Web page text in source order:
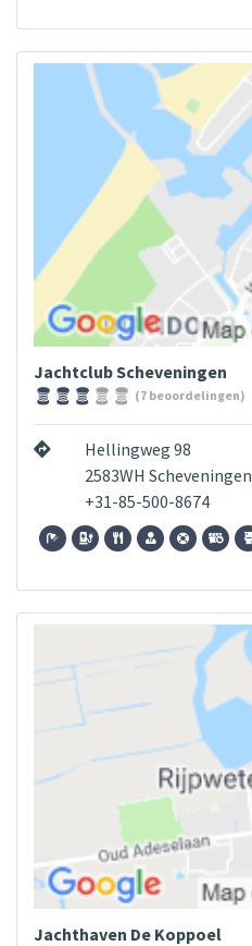
Jachtclub Scheveningen
(7 beoordelingen)
Hellingweg 98
2583WH Scheveningen
+31-85-500-8674
Jachthaven De Koppoel